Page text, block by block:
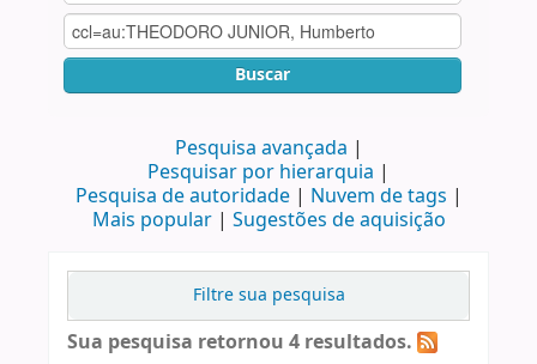
Buscar
Pesquisa avançada
Pesquisar por hierarquia
Pesquisa de autoridade
Nuvem de tags
Mais popular
Sugestões de aquisição
Filtre sua pesquisa
Sua pesquisa retornou 4 resultados.